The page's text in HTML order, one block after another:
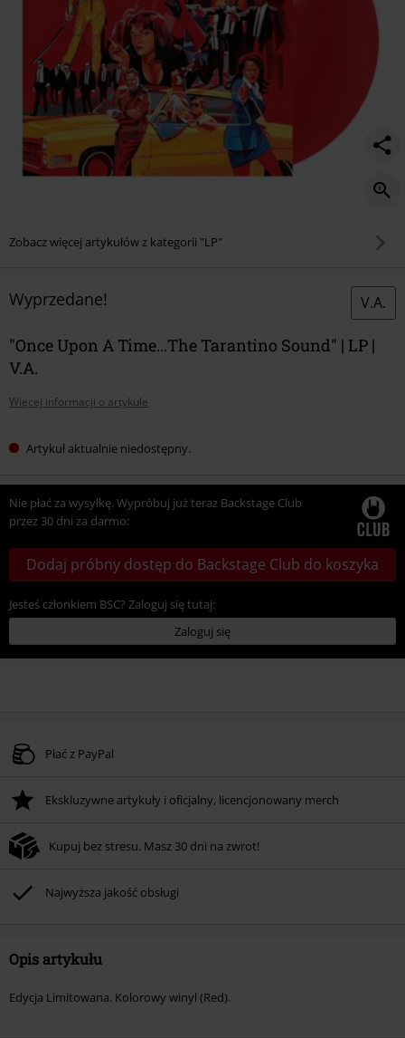
Zobacz więcej artykułów z kategorii "LP"
Wyprzedane! V.A.
"Once Upon A Time...The Tarantino Sound" | LP |
V.A.
Więcej informacji o artykule
Artykuł aktualnie niedostępny.
Nie płać za wysyłkę. Wypróbuj już teraz Backstage Club
przez 30 dni za darmo:
Dodaj próbny dostęp do Backstage Club do koszyka
Jesteś członkiem BSC? Zaloguj się tutaj:
Zaloguj się
Płać z PayPal
Ekskluzywne artykuły i oficjalny, licencjonowany merch
Kupuj bez stresu. Masz 30 dni na zwrot!
Najwyższa jakość obsługi
Opis artykułu
Edycja Limitowana. Kolorowy winyl (Red).